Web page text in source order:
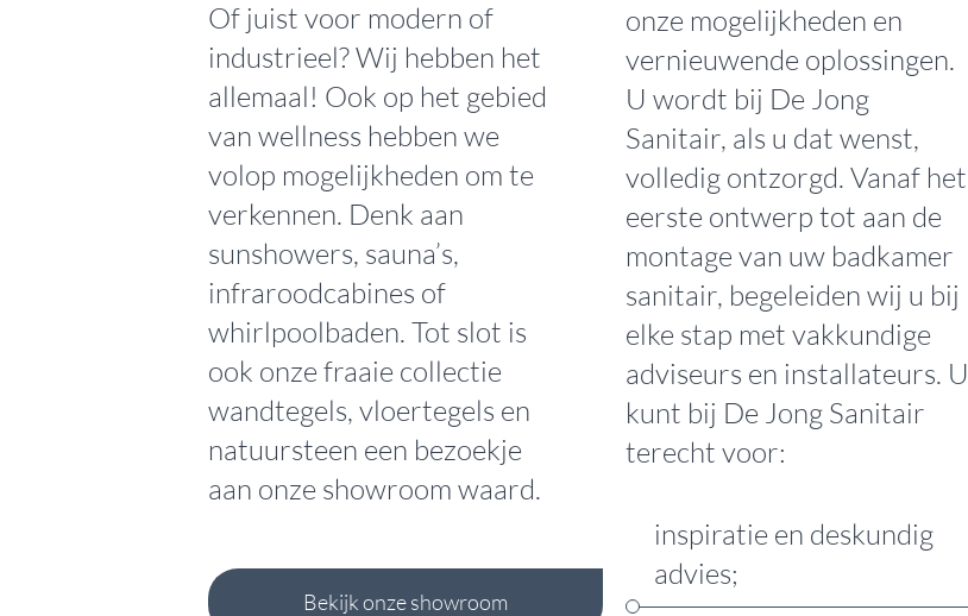
Of juist voor modern of
industrieel? Wij hebben het
allemaal! Ook op het gebied
van wellness hebben we
volop mogelijkheden om te
verkennen. Denk aan
sunshowers, sauna’s,
infraroodcabines of
whirlpoolbaden. Tot slot is
ook onze fraaie collectie
wandtegels, vloertegels en
natuursteen een bezoekje
aan onze showroom waard.
Bekijk onze showroom
onze mogelijkheden en
vernieuwende oplossingen.
U wordt bij De Jong
Sanitair, als u dat wenst,
volledig ontzorgd. Vanaf het
eerste ontwerp tot aan de
montage van uw badkamer
sanitair, begeleiden wij u bij
elke stap met vakkundige
adviseurs en installateurs. U
kunt bij De Jong Sanitair
terecht voor:
inspiratie en deskundig
advies;